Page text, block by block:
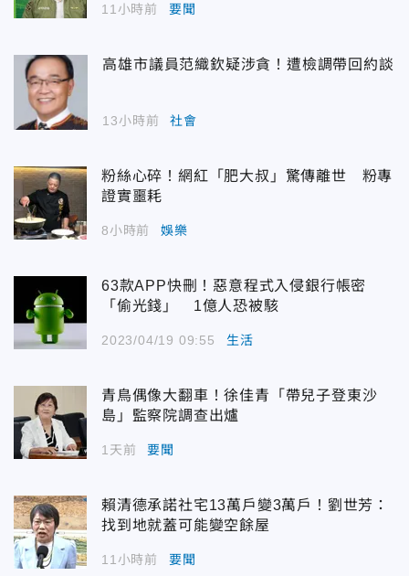
11小時前 要聞
高雄市議員范織欽疑涉貪！遭檢調帶回約談
13小時前 社會
粉絲心碎！網紅「肥大叔」驚傳離世 粉專
證實噩耗
8小時前 娛樂
63款APP快刪！惡意程式入侵銀行帳密
「偷光錢」 1億人恐被駭
2023/04/19 09:55 生活
青鳥偶像大翻車！徐佳青「帶兒子登東沙
島」監察院調查出爐
1天前 要聞
賴清德承諾社宅13萬戶變3萬戶！劉世芳：
找到地就蓋可能變空餘屋
11小時前 要聞